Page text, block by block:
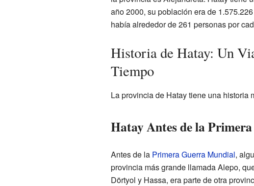
año 2000, su población era de
había alrededor de 261 personas por
Historia de Hatay: Un
Tiempo
La provincia de Hatay tiene una historia
Hatay Antes de la
Antes de la Primera Guerra Mundial,
provincia más grande llamada Alepo,
Dörtyol y Hassa, era parte de otra